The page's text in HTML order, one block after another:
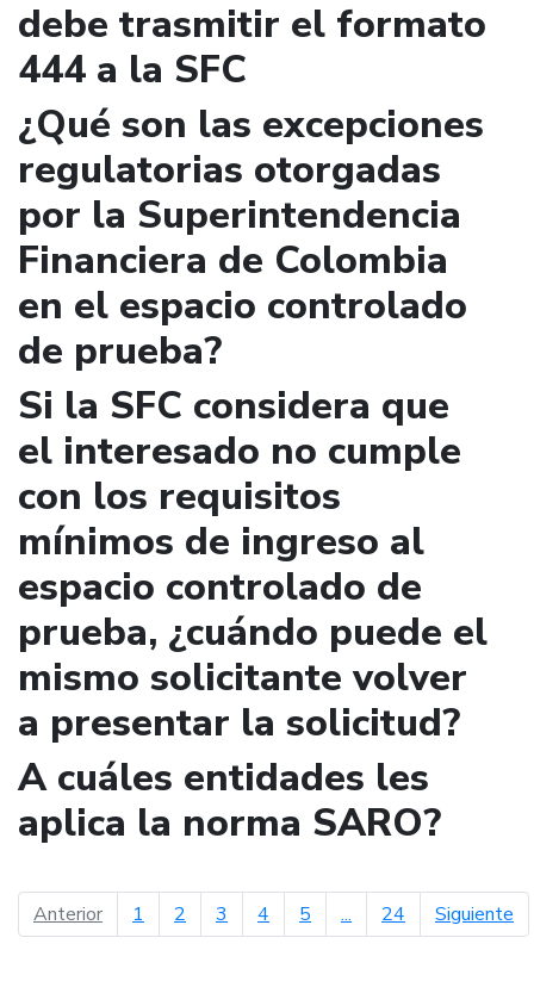
debe trasmitir el formato
444 a la SFC
¿Qué son las excepciones
regulatorias otorgadas
por la Superintendencia
Financiera de Colombia
en el espacio controlado
de prueba?
Si la SFC considera que
el interesado no cumple
con los requisitos
mínimos de ingreso al
espacio controlado de
prueba, ¿cuándo puede el
mismo solicitante volver
a presentar la solicitud?
A cuáles entidades les
aplica la norma SARO?
Anteriorpágina anterior
1 2 3 4 5 ... 24 Siguiente